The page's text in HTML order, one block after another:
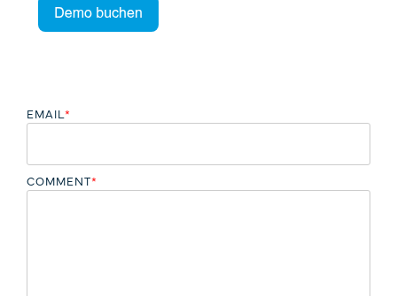
EMAIL *
COMMENT*